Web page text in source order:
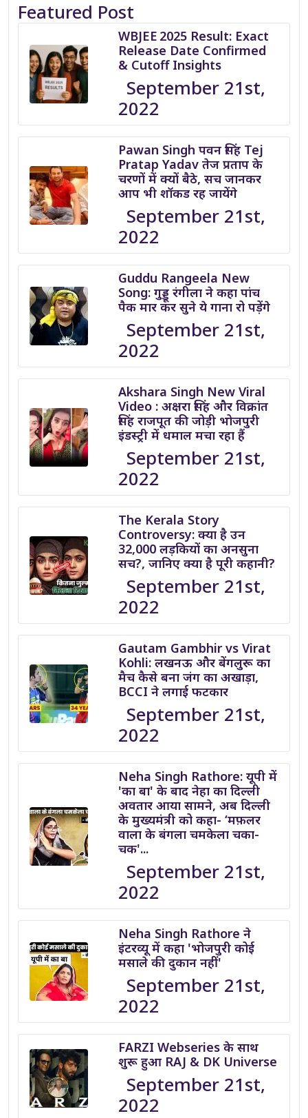
Featured Post
WBJEE 2025 Result: Exact
Release Date Confirmed
& Cutoff Insights
September 21st,
2022
Pawan Singh पवन सिंह Tej
Pratap Yadav तेज प्रताप के
चरणों में क्यों बैठे, सच जानकर
आप भी शॉकड रह जायेंगे
September 21st,
2022
Guddu Rangeela New
Song: गुड्डू रंगीला ने कहा पांच
पैक मार कर सुने ये गाना रो पड़ेंगे
September 21st,
2022
Akshara Singh New Viral
Video : अक्षरा सिंह और विक्रांत
सिंह राजपूत की जोड़ी भोजपुरी
इंडस्ट्री में धमाल मचा रहा हैं
September 21st,
2022
The Kerala Story
Controversy: क्या है उन
32,000 लड़कियों का अनसुना
सच?, जानिए क्या है पूरी कहानी?
September 21st,
2022
Gautam Gambhir vs Virat
Kohli: लखनऊ और बेंगलुरू का
मैच कैसे बना जंग का अखाड़ा,
BCCI ने लगाई फटकार
September 21st,
2022
Neha Singh Rathore: यूपी में
'का बा' के बाद नेहा का दिल्ली
अवतार आया सामने, अब दिल्ली
के मुख्यमंत्री को कहा- ‘मफ़लर
वाला के बंगला चमकेला चका-
चक'...
September 21st,
2022
Neha Singh Rathore ने
इंटरव्यू में कहा 'भोजपुरी कोई
मसाले की दुकान नहीं'
September 21st,
2022
FARZI Webseries के साथ
शुरू हुआ RAJ & DK Universe
September 21st,
2022